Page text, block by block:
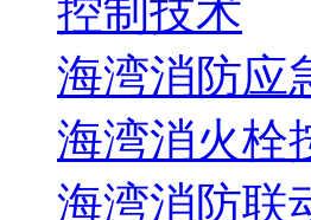
控制技术
海湾消防应
海湾消火栓
海湾消防联